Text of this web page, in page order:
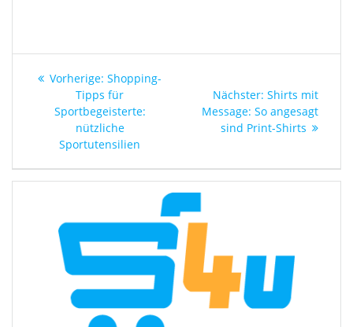
Beitragsnavigation
Vorherige: Vorheriger
Beitrag:
Shopping-
Tipps für
Sportbegeisterte:
nützliche
Sportutensilien
Nächster: Nächster
Beitrag:
Shirts mit
Message: So angesagt
sind Print-Shirts